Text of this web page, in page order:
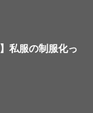
私服の制服化っ